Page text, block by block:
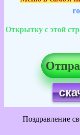
Открытку с этой
Поздравление